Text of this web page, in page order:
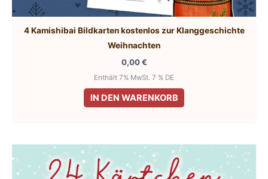
4 Kamishibai Bildkarten kostenlos zur Klanggeschichte
Weihnachten
0,00€
Enthält 7% MwSt. 7 % DE
IN DEN WARENKORB